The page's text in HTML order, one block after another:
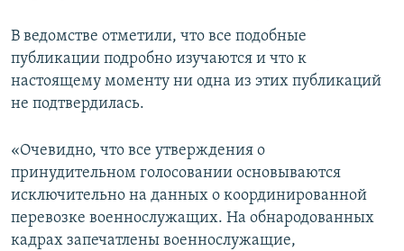
В ведомстве отметили, что все подобные
публикации подробно изучаются и что к
настоящему моменту ни одна из этих публикаций
не подтвердилась.
«Очевидно, что все утверждения о
принудительном голосовании основываются
исключительно на данных о координированной
перевозке военнослужащих. На обнародованных
кадрах запечатлены военнослужащие,